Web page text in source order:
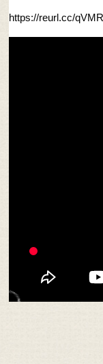
https://reurl.cc/